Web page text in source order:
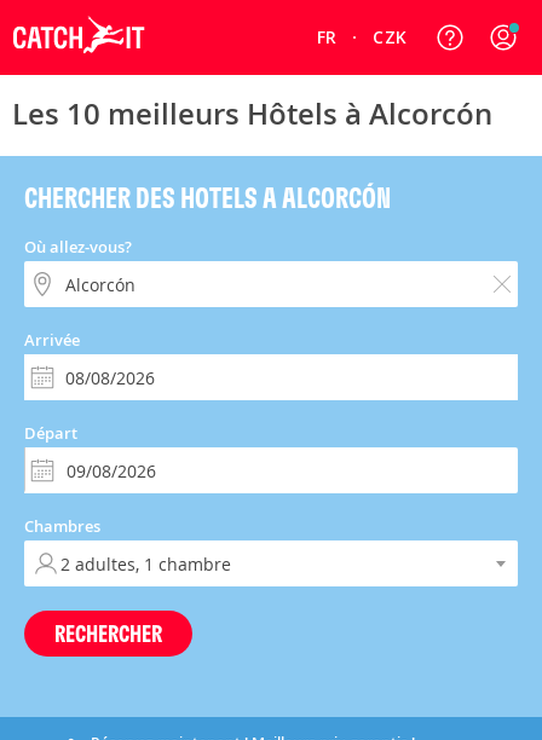
FR CZK
Les 10 meilleurs Hôtels à Alcorcón
CHERCHER DES HOTELS A ALCORCÓN
Où allez-vous?
Arrivée
Départ
Chambres
RECHERCHER